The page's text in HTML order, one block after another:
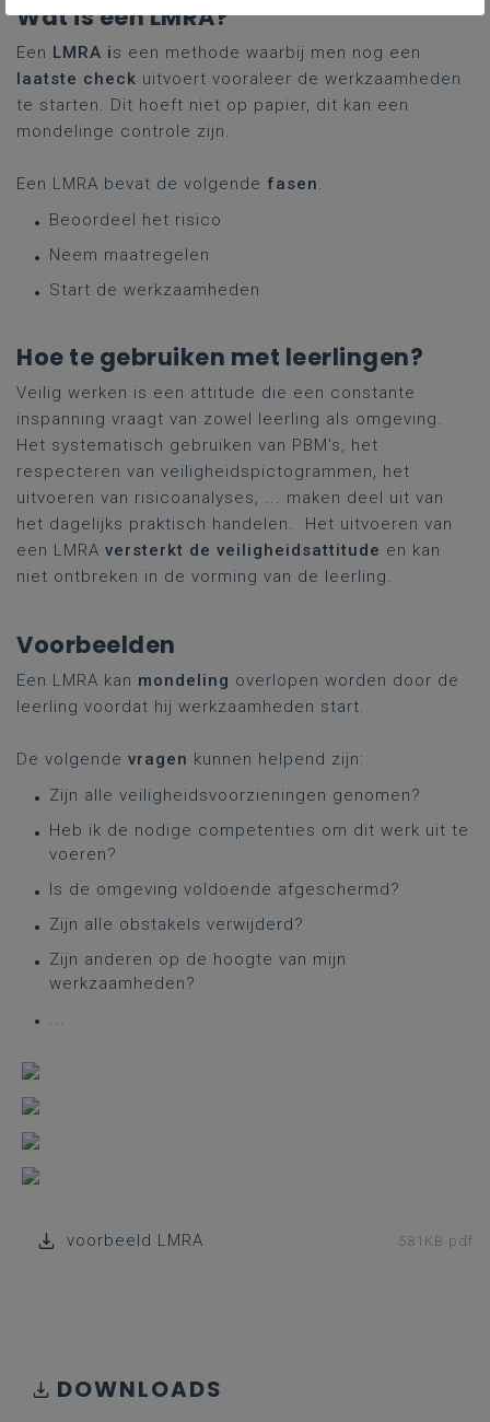
Wat is een LMRA?
Een LMRA is een methode waarbij men nog een
laatste check uitvoert vooraleer de werkzaamheden
te starten. Dit hoeft niet op papier, dit kan een
mondelinge controle zijn.
Een LMRA bevat de volgende fasen:
Beoordeel het risico
Neem maatregelen
Start de werkzaamheden
Hoe te gebruiken met leerlingen?
Veilig werken is een attitude die een constante
inspanning vraagt van zowel leerling als omgeving.
Het systematisch gebruiken van PBM's, het
respecteren van veiligheidspictogrammen, het
uitvoeren van risicoanalyses, ... maken deel uit van
het dagelijks praktisch handelen. Het uitvoeren van
een LMRA versterkt de veiligheidsattitude en kan
niet ontbreken in de vorming van de leerling.
Voorbeelden
Een LMRA kan mondeling overlopen worden door de
leerling voordat hij werkzaamheden start.
De volgende vragen kunnen helpend zijn:
Zijn alle veiligheidsvoorzieningen genomen?
Heb ik de nodige competenties om dit werk uit te
voeren?
Is de omgeving voldoende afgeschermd?
Zijn alle obstakels verwijderd?
Zijn anderen op de hoogte van mijn
werkzaamheden?
...
voorbeeld LMRA 581KB pdf
DOWNLOADS